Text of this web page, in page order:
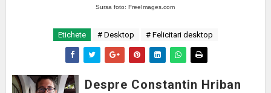
Sursa foto: FreeImages.com
Etichete # Desktop # Felicitari desktop
Despre Constantin Hriban